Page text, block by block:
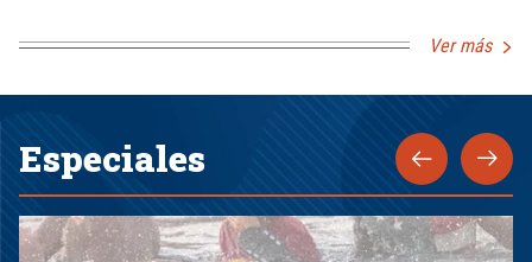
Ver más
Especiales